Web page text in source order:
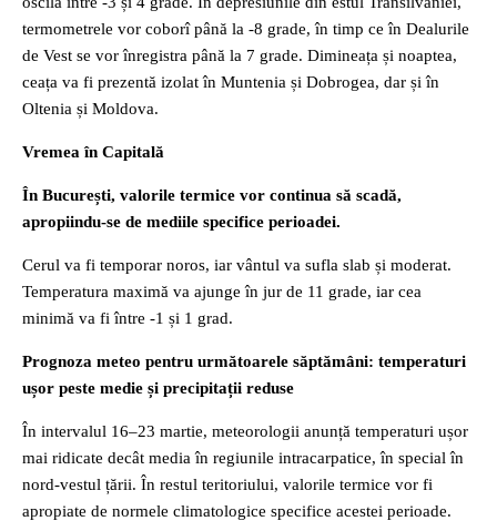
termometrele vor coborî până la -8 grade, în timp ce în Dealurile
de Vest se vor înregistra până la 7 grade. Dimineața și noaptea,
ceața va fi prezentă izolat în Muntenia și Dobrogea, dar și în
Oltenia și Moldova.
Vremea în Capitală
În București, valorile termice vor continua să scadă,
apropiindu-se de mediile specifice perioadei.
Cerul va fi temporar noros, iar vântul va sufla slab și moderat.
Temperatura maximă va ajunge în jur de 11 grade, iar cea
minimă va fi între -1 și 1 grad.
Prognoza meteo pentru următoarele săptămâni: temperaturi
ușor peste medie și precipitații reduse
În intervalul 16–23 martie, meteorologii anunță temperaturi ușor
mai ridicate decât media în regiunile intracarpatice, în special în
nord-vestul țării. În restul teritoriului, valorile termice vor fi
apropiate de normele climatologice specifice acestei perioade.